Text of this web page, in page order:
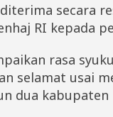
e
r
1
secara
RI kepada
rasa
selamat usai
dua kabupaten